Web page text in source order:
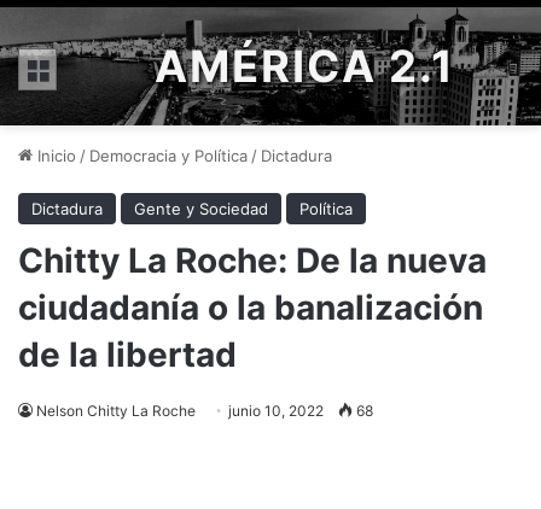
Menú AMÉRICA 2.1
Inicio / Democracia y Política / Dictadura
Dictadura Gente y Sociedad Política
Chitty La Roche: De la nueva
ciudadanía o la banalización
de la libertad
Nelson Chitty La Roche junio 10, 2022 68